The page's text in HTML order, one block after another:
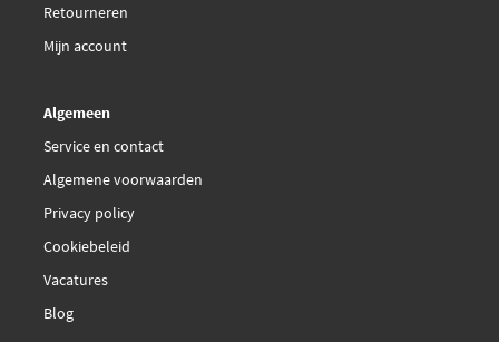
Kawe 8500 2820
Mapco 19336
Monroe L2820
NK 5033702
Retourneren
Mijn account
Algemeen
Service en contact
Algemene voorwaarden
Privacy policy
Cookiebeleid
Vacatures
Blog